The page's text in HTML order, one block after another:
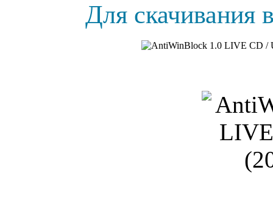
Для скачивания